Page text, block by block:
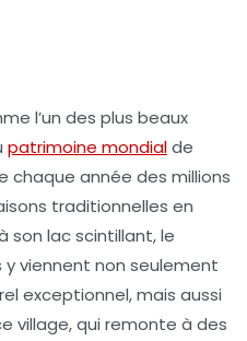
l’un des plus beaux
patrimoine mondialde
chaque année des millions
traditionnelles en
son lac scintillant, le
y viennent non seulement
exceptionnel, mais aussi
village, qui remonte à des